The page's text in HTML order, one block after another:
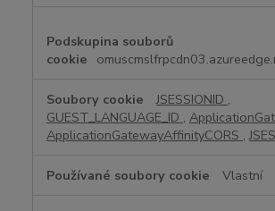
JSESSIONID ,
GUEST_LANGUAGE_ID ,
ApplicationGatewayAffinityCORS ,
Vlastní